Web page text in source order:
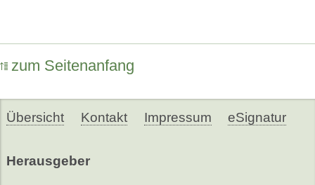
zum Seitenanfang
Übersicht Kontakt Impressum eSignatur
Herausgeber